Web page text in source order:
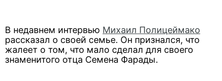
В недавнем интервью Михаил Полицеймако
рассказал о своей семье. Он признался, что
жалеет о том, что мало сделал для своего
знаменитого отца Семена Фарады.